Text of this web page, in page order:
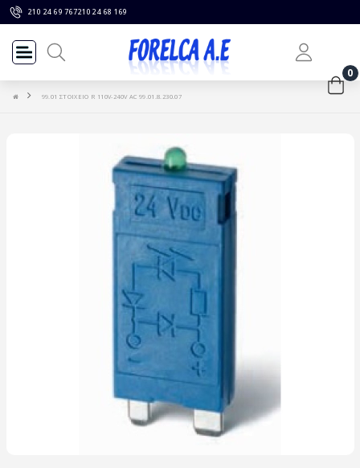
210 24 69 767210 24 68 169
0
99.01 ΣΤΟΙΧΕΙΟ R 110V-240V AC 99.01.8.230.07